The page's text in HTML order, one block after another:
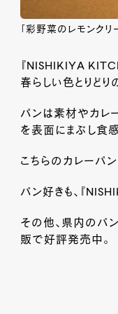
「彩野菜のレモンクリ
『NISHIKIYA
春らしい色とりど
パンは素材やカレ
を表面にまぶし食
こちらのカレーパ
パン好きも、『
その他、県内のパ
販で好評発売中。